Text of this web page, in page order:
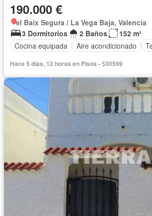
190.000 €
el Baix Segura / La Vega Baja, Valencia
3 Dormitorios
2 Baños
152 m²
Cocina equipada
Aire acondicionado
Hace 5 días, 12 horas en Pisos - 530599